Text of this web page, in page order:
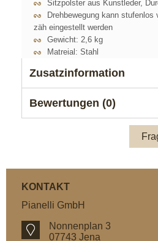
Sitzpolster aus Kunstleder,
Drehbewegung kann stufenlos
zäh eingestellt werden
Gewicht: 2,6 kg
Matreial: Stahl
Zusatzinformation
Bewertungen (0)
KONTAKT
Pianelli GmbH
Nonnenplan 3
07743 Jena